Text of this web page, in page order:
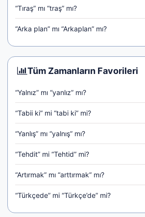
“Tıraş” mı “traş” mı?
“Arka plan” mı “Arkaplan” mı?
Tüm Zamanların Favorileri
“Yalnız” mı “yanlız” mı?
“Tabii ki” mi “tabi ki” mi?
“Yanlış” mı “yalnış” mı?
“Tehdit” mi “Tehtid” mi?
“Artırmak” mı “arttırmak” mı?
“Türkçede” mi “Türkçe’de” mi?